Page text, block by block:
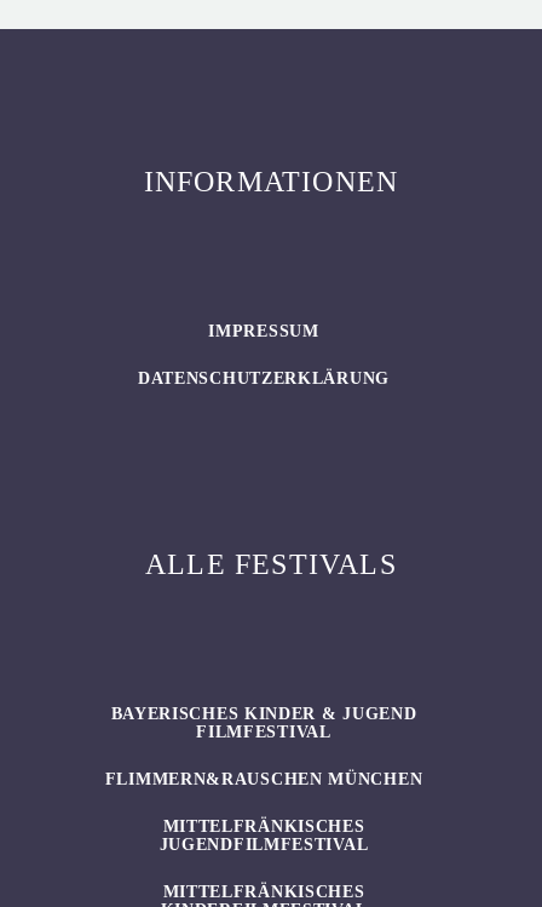
INFORMATIONEN
IMPRESSUM
DATENSCHUTZERKLÄRUNG
ALLE FESTIVALS
BAYERISCHES KINDER & JUGEND
FILMFESTIVAL
FLIMMERN&RAUSCHEN MÜNCHEN
MITTELFRÄNKISCHES
JUGENDFILMFESTIVAL
MITTELFRÄNKISCHES